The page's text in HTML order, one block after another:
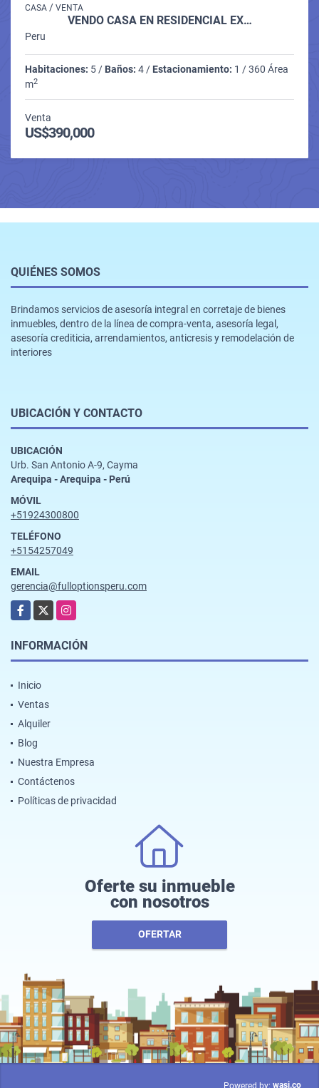
CASA / VENTA
VENDO CASA EN RESIDENCIAL EX…
Peru
Habitaciones: 5 / Baños: 4 / Estacionamiento: 1 / 360 Área
m2
Venta
US$390,000
QUIÉNES SOMOS
Brindamos servicios de asesoría integral en corretaje de bienes
inmuebles, dentro de la línea de compra-venta, asesoría legal,
asesoría crediticia, arrendamientos, anticresis y remodelación de
interiores
UBICACIÓN Y CONTACTO
UBICACIÓN
Urb. San Antonio A-9, Cayma
Arequipa - Arequipa - Perú
MÓVIL
+51924300800
TELÉFONO
+5154257049
EMAIL
gerencia@fulloptionsperu.com
Facebook
X Instagram
INFORMACIÓN
Inicio
Ventas
Alquiler
Blog
Nuestra Empresa
Contáctenos
Políticas de privacidad
Oferte su inmueble
con nosotros
OFERTAR
Powered by: wasi.co